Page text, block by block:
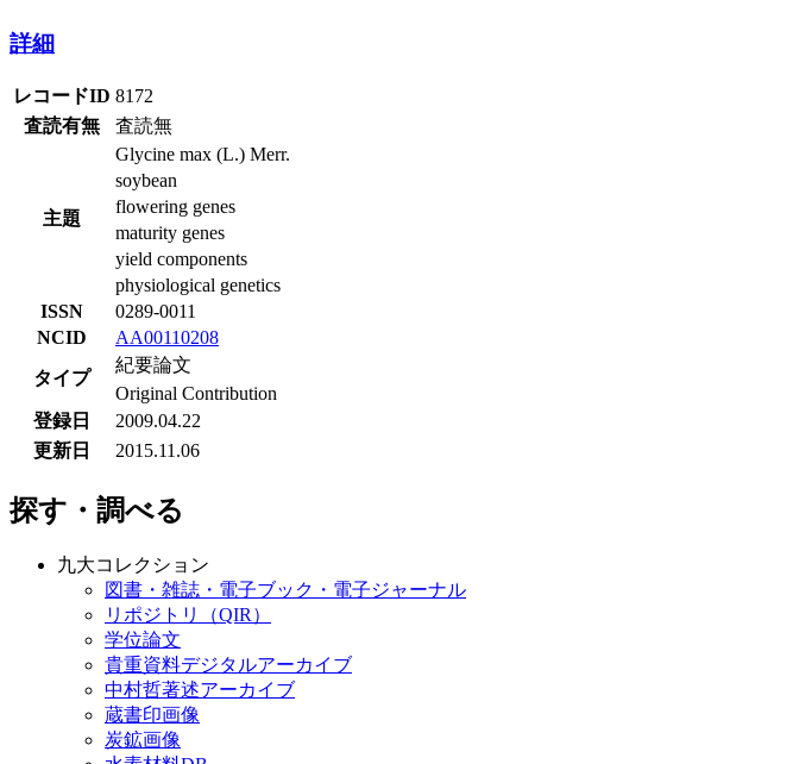
詳細
レコードID 8172
査読有無
査読無
主題
Glycine max (L.) Merr.
soybean
flowering genes
maturity genes
yield components
physiological genetics
ISSN
0289-0011
NCID
AA00110208
タイプ
紀要論文
Original Contribution
登録日
2009.04.22
更新日
2015.11.06
探す・調べる
九大コレクション
図書・雑誌・電子ブック・電子ジャーナル
リポジトリ（QIR）
学位論文
貴重資料デジタルアーカイブ
中村哲著述アーカイブ
蔵書印画像
炭鉱画像